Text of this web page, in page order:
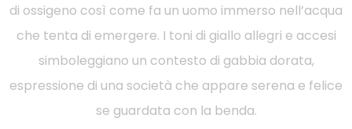
di ossigeno così come fa un uomo immerso nell’acqua
che tenta di emergere. I toni di giallo allegri e accesi
simboleggiano un contesto di gabbia dorata,
espressione di una società che appare serena e felice
se guardata con la benda.